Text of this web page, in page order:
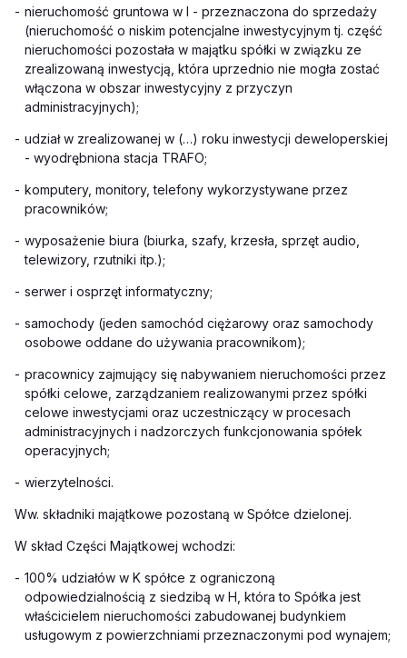
- nieruchomość gruntowa w I - przeznaczona do sprzedaży
(nieruchomość o niskim potencjalne inwestycyjnym tj. część
nieruchomości pozostała w majątku spółki w związku ze
zrealizowaną inwestycją, która uprzednio nie mogła zostać
włączona w obszar inwestycyjny z przyczyn
administracyjnych);
- udział w zrealizowanej w (…) roku inwestycji deweloperskiej
- wyodrębniona stacja TRAFO;
- komputery, monitory, telefony wykorzystywane przez
pracowników;
- wyposażenie biura (biurka, szafy, krzesła, sprzęt audio,
telewizory, rzutniki itp.);
- serwer i osprzęt informatyczny;
- samochody (jeden samochód ciężarowy oraz samochody
osobowe oddane do używania pracownikom);
- pracownicy zajmujący się nabywaniem nieruchomości przez
spółki celowe, zarządzaniem realizowanymi przez spółki
celowe inwestycjami oraz uczestniczący w procesach
administracyjnych i nadzorczych funkcjonowania spółek
operacyjnych;
- wierzytelności.
Ww. składniki majątkowe pozostaną w Spółce dzielonej.
W skład Części Majątkowej wchodzi:
- 100% udziałów w K spółce z ograniczoną
odpowiedzialnością z siedzibą w H, która to Spółka jest
właścicielem nieruchomości zabudowanej budynkiem
usługowym z powierzchniami przeznaczonymi pod wynajem;